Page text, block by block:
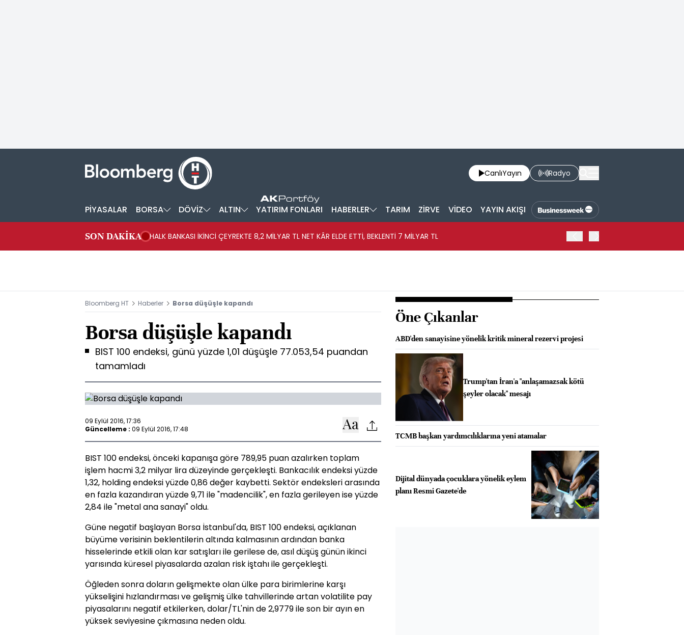
CanlıYayın Radyo
PİYASALAR BORSA DÖVİZ ALTIN YATIRIM FONLARI HABERLER TARIM ZİRVE VİDEO YAYIN AKIŞI
SON DAKİKA HALK BANKASI İKİNCİ ÇEYREKTE 8,2 MİLYAR TL NET KÂR ELDE ETTİ, BEKLENTİ 7 MİLYAR TL
Bloomberg HT Haberler Borsa düşüşle kapandı
Borsa düşüşle kapandı
BIST 100 endeksi, günü yüzde 1,01 düşüşle 77.053,54 puandan
tamamladı
09 Eylül 2016, 17:36
Güncelleme : 09 Eylül 2016, 17:48
BIST 100 endeksi, önceki kapanışa göre 789,95 puan azalırken toplam
işlem hacmi 3,2 milyar lira düzeyinde gerçekleşti. Bankacılık endeksi yüzde
1,32, holding endeksi yüzde 0,86 değer kaybetti. Sektör endeksleri arasında
en fazla kazandıran yüzde 9,71 ile "madencilik", en fazla gerileyen ise yüzde
2,84 ile "metal ana sanayi" oldu.
Güne negatif başlayan Borsa İstanbul'da, BIST 100 endeksi, açıklanan
büyüme verisinin beklentilerin altında kalmasının ardından banka
hisselerinde etkili olan kar satışları ile gerilese de, asıl düşüş günün ikinci
yarısında küresel piyasalarda azalan risk iştahı ile gerçekleşti.
Öğleden sonra doların gelişmekte olan ülke para birimlerine karşı
yükselişini hızlandırması ve gelişmiş ülke tahvillerinde artan volatilite pay
piyasalarını negatif etkilerken, dolar/TL'nin de 2,9779 ile son bir ayın en
yüksek seviyesine çıkmasına neden oldu.
Öne Çıkanlar
ABD'den sanayisine yönelik kritik mineral rezervi projesi
Trump'tan İran'a "anlaşamazsak kötü
şeyler olacak" mesajı
TCMB başkan yardımcılıklarına yeni atamalar
Dijital dünyada çocuklara yönelik eylem
planı Resmi Gazete'de